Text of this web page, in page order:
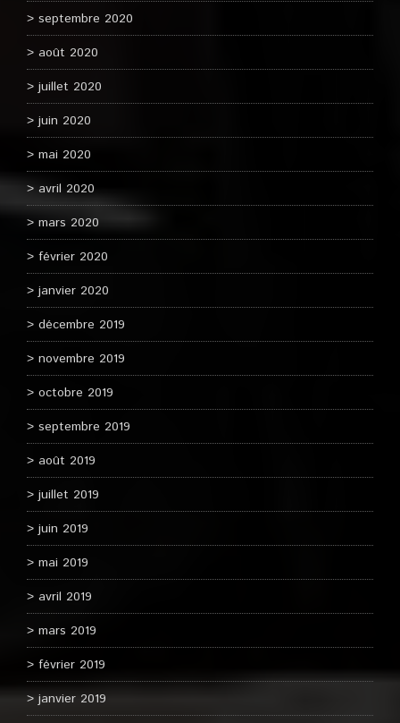
septembre 2020
août 2020
juillet 2020
juin 2020
mai 2020
avril 2020
mars 2020
février 2020
janvier 2020
décembre 2019
novembre 2019
octobre 2019
septembre 2019
août 2019
juillet 2019
juin 2019
mai 2019
avril 2019
mars 2019
février 2019
janvier 2019